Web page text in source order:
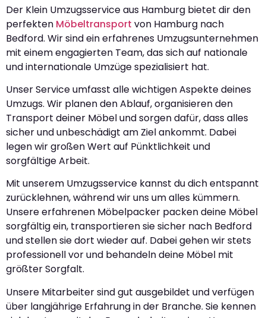
Der Klein Umzugsservice aus Hamburg bietet dir den
perfekten Möbeltransport von Hamburg nach
Bedford. Wir sind ein erfahrenes Umzugsunternehmen
mit einem engagierten Team, das sich auf nationale
und internationale Umzüge spezialisiert hat.
Unser Service umfasst alle wichtigen Aspekte deines
Umzugs. Wir planen den Ablauf, organisieren den
Transport deiner Möbel und sorgen dafür, dass alles
sicher und unbeschädigt am Ziel ankommt. Dabei
legen wir großen Wert auf Pünktlichkeit und
sorgfältige Arbeit.
Mit unserem Umzugsservice kannst du dich entspannt
zurücklehnen, während wir uns um alles kümmern.
Unsere erfahrenen Möbelpacker packen deine Möbel
sorgfältig ein, transportieren sie sicher nach Bedford
und stellen sie dort wieder auf. Dabei gehen wir stets
professionell vor und behandeln deine Möbel mit
größter Sorgfalt.
Unsere Mitarbeiter sind gut ausgebildet und verfügen
über langjährige Erfahrung in der Branche. Sie kennen